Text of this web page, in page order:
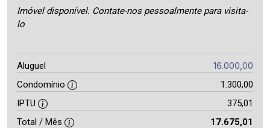
Imóvel disponível. Contate-nos pessoalmente para visita-
lo
Aluguel 16.000,00
Condomínio
1.300,00
IPTU
375,01
Total / Mês
17.675,01